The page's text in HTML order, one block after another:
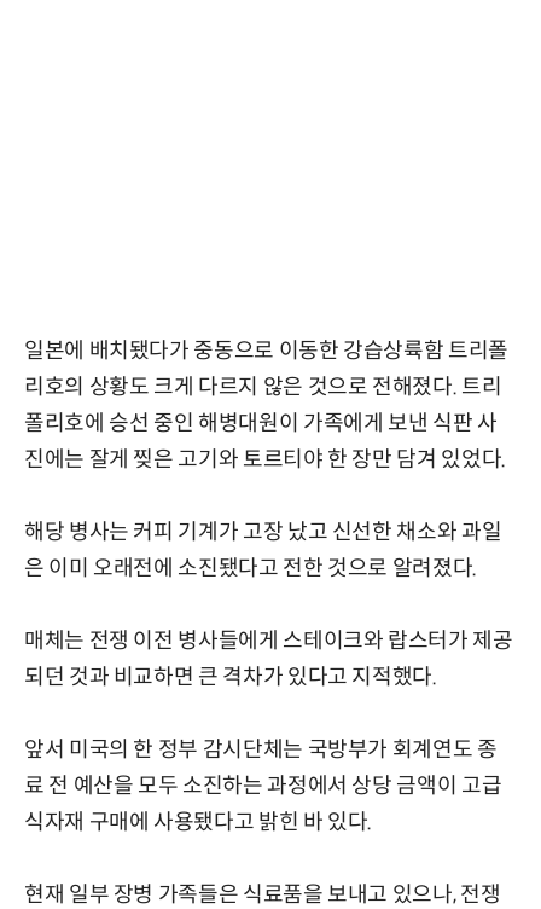
일본에 배치됐다가 중동으로 이동한 강습상륙함 트리폴
리호의 상황도 크게 다르지 않은 것으로 전해졌다. 트리
폴리호에 승선 중인 해병대원이 가족에게 보낸 식판 사
진에는 잘게 찢은 고기와 토르티야 한 장만 담겨 있었다.
해당 병사는 커피 기계가 고장 났고 신선한 채소와 과일
은 이미 오래전에 소진됐다고 전한 것으로 알려졌다.
매체는 전쟁 이전 병사들에게 스테이크와 랍스터가 제공
되던 것과 비교하면 큰 격차가 있다고 지적했다.
앞서 미국의 한 정부 감시단체는 국방부가 회계연도 종
료 전 예산을 모두 소진하는 과정에서 상당 금액이 고급
식자재 구매에 사용됐다고 밝힌 바 있다.
현재 일부 장병 가족들은 식료품을 보내고 있으나, 전쟁